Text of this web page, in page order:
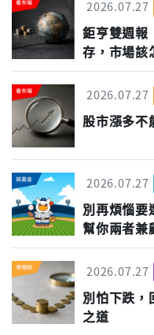
2026.07.27
鉅亨雙週報
存，市場該
2026.07.27
股市漲多不
2026.07.27
別再煩惱要
幫你兩者兼
2026.07.27
別怕下跌，
之道